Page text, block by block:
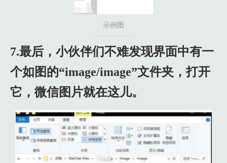
示例图
7.最后，小伙伴们不难发现界面中有一
个如图的“image/image”文件夹，打开
它，微信图片就在这儿。